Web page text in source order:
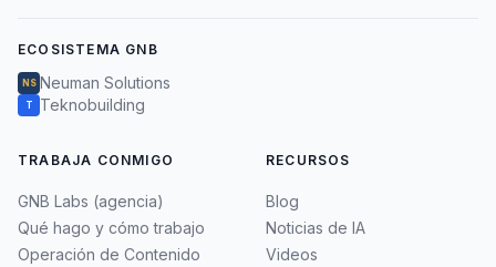
ECOSISTEMA GNB
NS Neuman Solutions
T Teknobuilding
TRABAJA CONMIGO
GNB Labs (agencia)
Qué hago y cómo trabajo
Operación de Contenido
RECURSOS
Blog
Noticias de IA
Videos